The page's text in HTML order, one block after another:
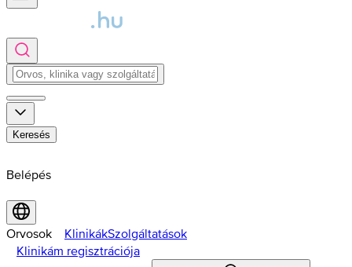
Keresés
Belépés
Orvosok KlinikákSzolgáltatások
Klinikám regisztrációja